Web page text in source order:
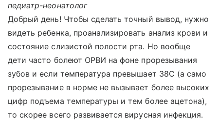
педиатр-неонатолог
Добрый день! Чтобы сделать точный вывод, нужно
видеть ребенка, проанализировать анализ крови и
состояние слизистой полости рта. Но вообще
дети часто болеют ОРВИ на фоне прорезывания
зубов и если температура превышает 38С (а само
прорезывание в норме не вызывает более высоких
цифр подъема температуры и тем более ацетона),
то скорее всего развивается вирусная инфекция.